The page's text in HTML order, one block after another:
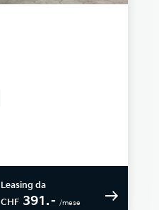
Leasing da
CHF 391.– /mese